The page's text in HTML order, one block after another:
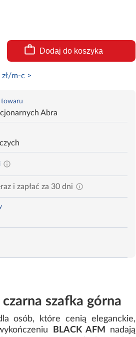
Dodaj do koszyka
zł/m-c >
towaru
Abra
i zapłać za 30 dni
szafka górna
osób, które cenią eleganckie,
BLACK AFM
nadają